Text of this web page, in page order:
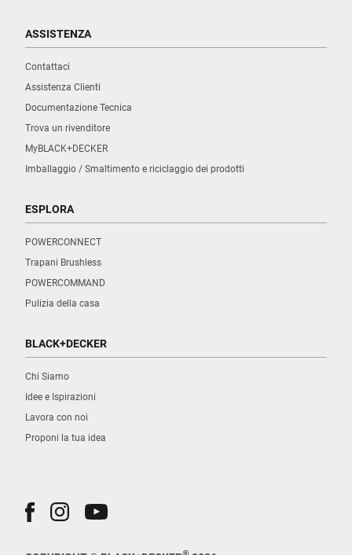
ASSISTENZA
Contattaci
Assistenza Clienti
Documentazione Tecnica
Trova un rivenditore
MyBLACK+DECKER
Imballaggio / Smaltimento e riciclaggio dei prodotti
ESPLORA
POWERCONNECT
Trapani Brushless
POWERCOMMAND
Pulizia della casa
BLACK+DECKER
Chi Siamo
Idee e Ispirazioni
Lavora con noi
Proponi la tua idea